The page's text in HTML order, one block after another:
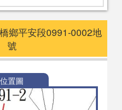
鄉平安段0991-0002地
號
位置圖